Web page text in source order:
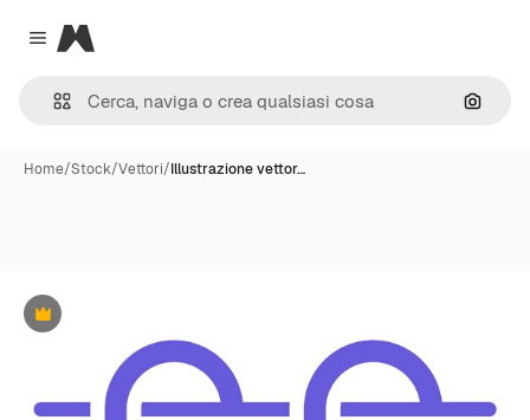
Close menu
Magnific
Cerca
Home/Stock/Vettori/Illustrazione vettor…
Premium